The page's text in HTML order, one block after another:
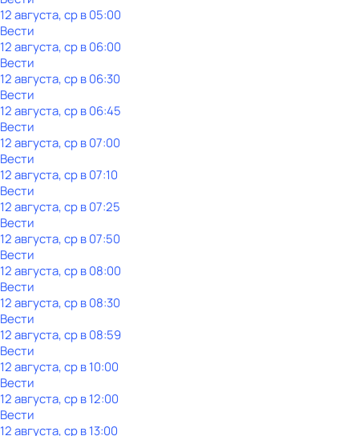
12 августа, ср в 05:00
Вести
12 августа, ср в 06:00
Вести
12 августа, ср в 06:30
Вести
12 августа, ср в 06:45
Вести
12 августа, ср в 07:00
Вести
12 августа, ср в 07:10
Вести
12 августа, ср в 07:25
Вести
12 августа, ср в 07:50
Вести
12 августа, ср в 08:00
Вести
12 августа, ср в 08:30
Вести
12 августа, ср в 08:59
Вести
12 августа, ср в 10:00
Вести
12 августа, ср в 12:00
Вести
12 августа, ср в 13:00